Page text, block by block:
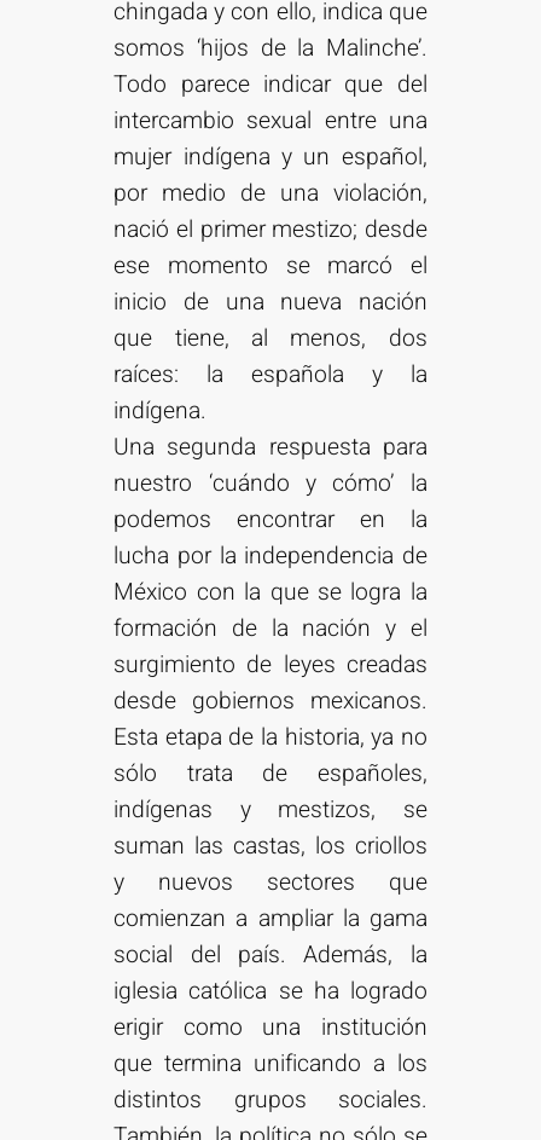
chingada y con ello, indica que
somos ‘hijos de la Malinche’.
Todo parece indicar que del
intercambio sexual entre una
mujer indígena y un español,
por medio de una violación,
nació el primer mestizo; desde
ese momento se marcó el
inicio de una nueva nación
que tiene, al menos, dos
raíces: la española y la
indígena.
Una segunda respuesta para
nuestro ‘cuándo y cómo’ la
podemos encontrar en la
lucha por la independencia de
México con la que se logra la
formación de la nación y el
surgimiento de leyes creadas
desde gobiernos mexicanos.
Esta etapa de la historia, ya no
sólo trata de españoles,
indígenas y mestizos, se
suman las castas, los criollos
y nuevos sectores que
comienzan a ampliar la gama
social del país. Además, la
iglesia católica se ha logrado
erigir como una institución
que termina unificando a los
distintos grupos sociales.